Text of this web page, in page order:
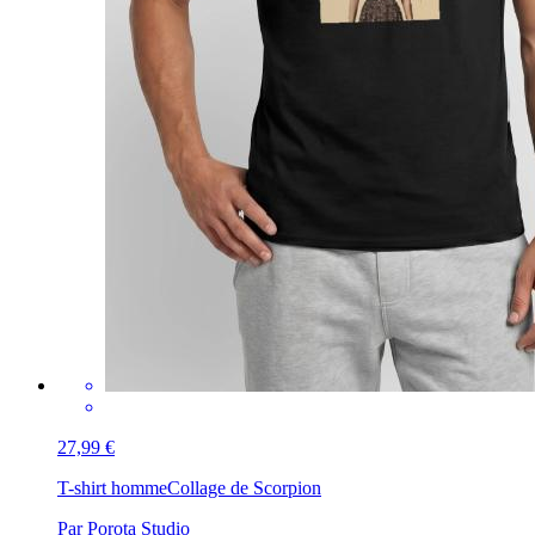
27,99 €
T-shirt hommeCollage de Scorpion
Par Porota Studio